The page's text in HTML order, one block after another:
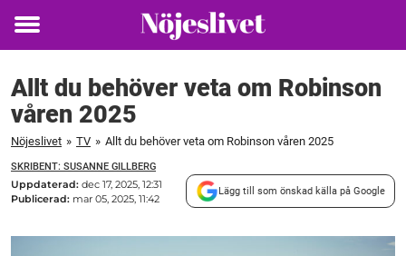
Toggle
Allt du behöver veta om Robinson
våren 2025
Nöjeslivet » TV » Allt du behöver veta om Robinson våren 2025
SKRIBENT: SUSANNE GILLBERG
Uppdaterad: dec 17, 2025, 12:31
Publicerad: mar 05, 2025, 11:42
Lägg till som önskad källa på Google